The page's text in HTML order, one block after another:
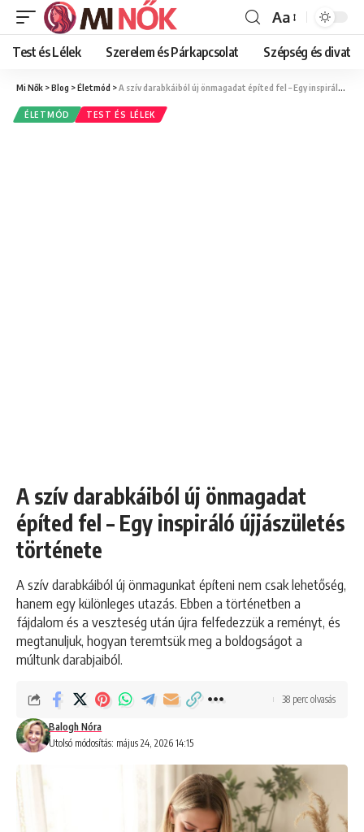
Font
Resizer
Aa
Test és Lélek Szerelem és Párkapcsolat Szépség és divat
Mi Nők >Blog >Életmód >A szív darabkáiból új önmagadat építed fel – Egy inspiráló újjászületés története
ÉLETMÓD TEST ÉS LÉLEK
A szív darabkáiból új önmagadat
építed fel – Egy inspiráló újjászületés
története
A szív darabkáiból új önmagunkat építeni nem csak lehetőség,
hanem egy különleges utazás. Ebben a történetben a
fájdalom és a veszteség után újra felfedezzük a reményt, és
megtanuljuk, hogyan teremtsük meg a boldogságot a
múltunk darabjaiból.
Utolsó módosítás: május 24, 2026 14:15
Balogh Nóra
38 perc olvasás